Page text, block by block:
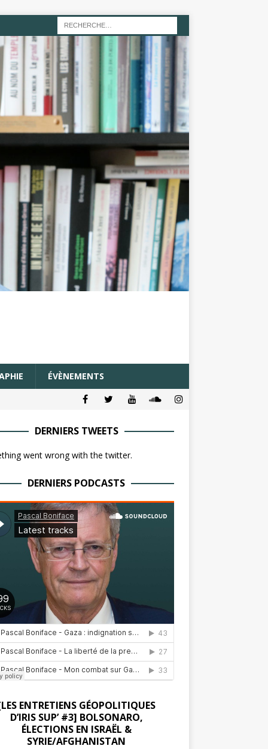
ÉVÈNEMENTS
DERNIERS TWEETS
went wrong with the twitter.
DERNIERS PODCASTS
ENTRETIENS GÉOPOLITIQUES
D’IRIS SUP’ #3] BOLSONARO,
ÉLECTIONS EN ISRAËL &
SYRIE/AFGHANISTAN